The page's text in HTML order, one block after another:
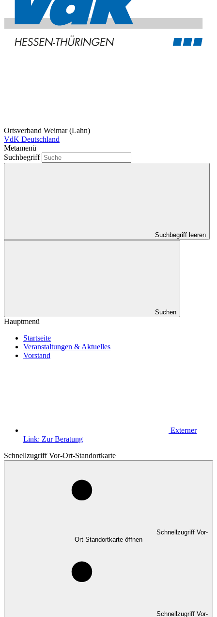
Ortsverband Weimar (Lahn)
VdK Deutschland
Metamenü
Suchbegriff
Suchbegriff leeren
Suchen
Hauptmenü
Startseite
Veranstaltungen & Aktuelles
Vorstand
Externer
Link: Zur Beratung
Schnellzugriff Vor-Ort-Standortkarte
Schnellzugriff Vor-
Ort-Standortkarte öffnen
Schnellzugriff Vor-